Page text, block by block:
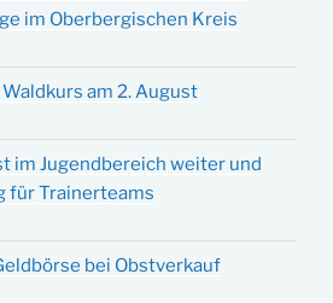
im Oberbergischen Kreis
am 2. August
im Jugendbereich weiter und
für Trainerteams
bei Obstverkauf